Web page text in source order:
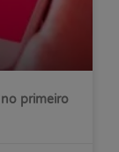
primeiro